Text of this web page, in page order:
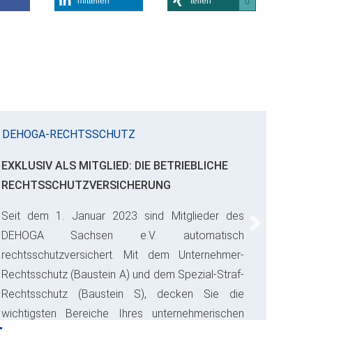
DEHOGA-RECHTSSCHUTZ
EXKLUSIV ALS MITGLIED: DIE BETRIEBLICHE
RECHTSSCHUTZVERSICHERUNG
Seit dem 1. Januar 2023 sind Mitglieder des
DEHOGA Sachsen e.V. automatisch
rechtsschutzversichert. Mit dem Unternehmer-
Rechtsschutz (Baustein A) und dem Spezial-Straf-
Rechtsschutz (Baustein S), decken Sie die
wichtigsten Bereiche Ihres unternehmerischen
Risikos ab und sparen bares Geld.